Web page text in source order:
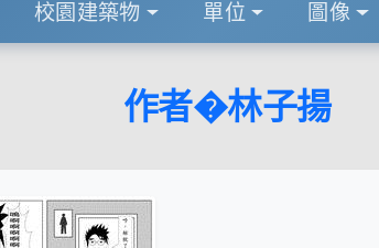
校園建築物 單位 圖像
作者�林子揚